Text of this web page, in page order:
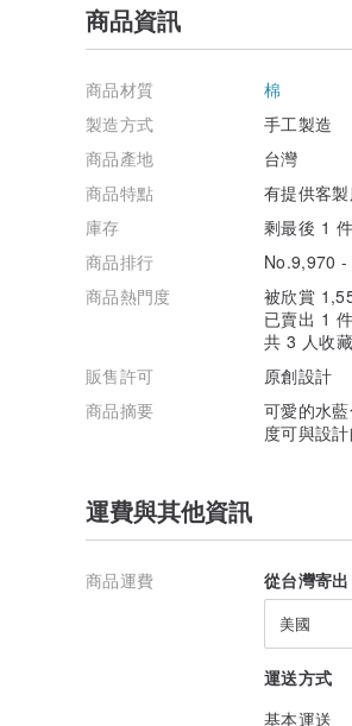
-MADE IN TAIWAN
我們支持結紮代替撲殺，領養代
要幫助的毛孩子。 捐款單位不定
商品資訊
商品材質
棉
製造方式
手工製造
商品產地
台灣
商品特點
有提供客
庫存
剩最後 1 件
商品排行
No.9,970 -
商品熱門度
被欣賞
已賣出 1
共 3 人收藏
販售許可
原創設計
商品摘要
可愛的水
度可與設
運費與其他資訊
商品運費 從台灣寄出
美國
運送方式
基本運送